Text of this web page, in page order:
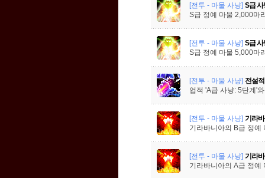
[전투 - 마물 사냥] S급 사
S급 정예 마물 2,000마
[전투 - 마물 사냥] S급 사
S급 정예 마물 5,000마
[전투 - 마물 사냥] 전설
업적 'A급 사냥: 5단계'
[전투 - 마물 사냥] 기라
기라바니아의 B급 정예
[전투 - 마물 사냥] 기라
기라바니아의 A급 정예